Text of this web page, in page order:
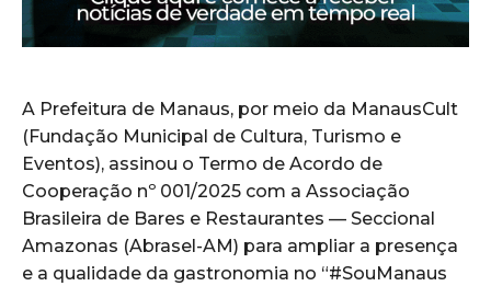
A Prefeitura de Manaus, por meio da ManausCult
(Fundação Municipal de Cultura, Turismo e
Eventos), assinou o Termo de Acordo de
Cooperação nº 001/2025 com a Associação
Brasileira de Bares e Restaurantes — Seccional
Amazonas (Abrasel-AM) para ampliar a presença
e a qualidade da gastronomia no “#SouManaus